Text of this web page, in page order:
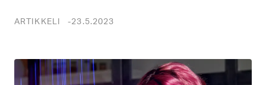
ARTIKKELI 23.5.2023